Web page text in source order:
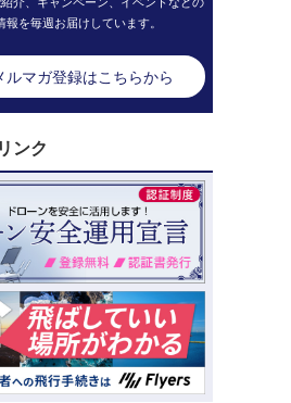
報を毎週お届けしています。
ルマガ登録はこちらから
ンク